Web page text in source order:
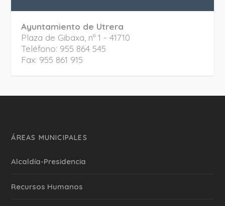
Ayuntamiento de Utrera
Plaza de Gibaxa, nº 1 - 41710
Teléfono: 955 864 545
Fax: 955 861 915
ÁREAS MUNICIPALES
Alcaldía-Presidencia
Recursos Humanos